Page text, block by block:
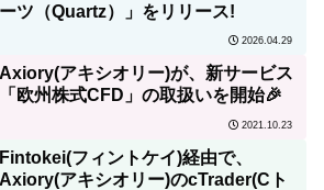
ーツ（Quartz）」をリリース!
2026.04.29
Axiory(アキシオリー)が、新サービス
「欧州株式CFD」の取扱いを開始🎉
2021.10.23
Fintokei(フィントケイ)経由で、
Axiory(アキシオリー)のcTrader(Cト